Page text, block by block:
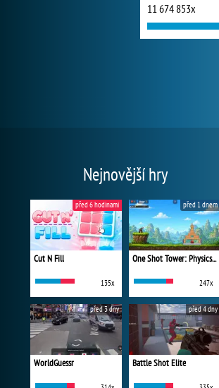
11 674 853x
Nejnovější hry
Cut N Fill
135x
před 6 hodinami
One Shot Tower: Physics Destroyer
247x
před 1 dnem
WorldGuessr
před 3 dny
Battle Shot Elite
před 4 dny